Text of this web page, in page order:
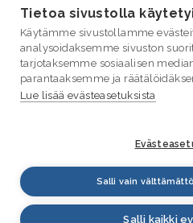
tutustut myös
sivustoon (linkki
selainikkunaan.)
Tietoa sivustolla
Käytämme sivustollamme
analysoidaksemme sivuston
tarjotaksemme sosiaalisen
parantaaksemme ja
Lue lisää evästeasetuksista
Salli vain
Salli kaikki